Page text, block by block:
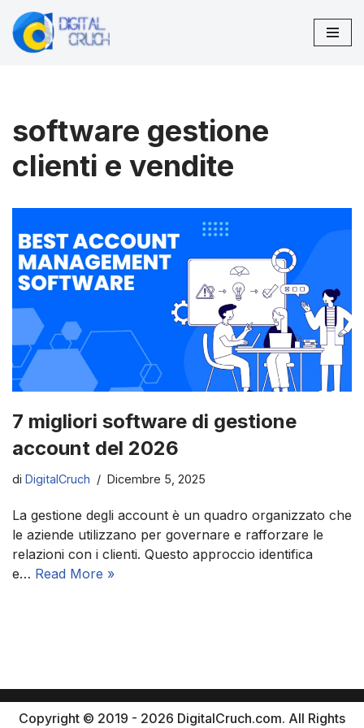
Vai
software gestione
clienti e vendite
7 migliori software di gestione
account del 2026
di DigitalCruch Dicembre 5, 2025
La gestione degli account è un quadro organizzato che
le aziende utilizzano per governare e rafforzare le
relazioni con i clienti. Questo approccio identifica
e… Read More »
Copyright © 2019 - 2026 DigitalCruch.com. All Rights